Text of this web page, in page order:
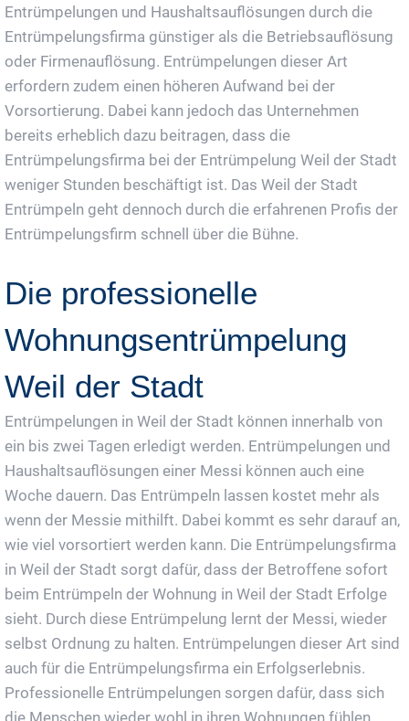
Entrümpelungen und Haushaltsauflösungen durch die
Entrümpelungsfirma günstiger als die Betriebsauflösung
oder Firmenauflösung. Entrümpelungen dieser Art
erfordern zudem einen höheren Aufwand bei der
Vorsortierung. Dabei kann jedoch das Unternehmen
bereits erheblich dazu beitragen, dass die
Entrümpelungsfirma bei der Entrümpelung Weil der Stadt
weniger Stunden beschäftigt ist. Das Weil der Stadt
Entrümpeln geht dennoch durch die erfahrenen Profis der
Entrümpelungsfirm schnell über die Bühne.
Die professionelle
Wohnungsentrümpelung
Weil der Stadt
Entrümpelungen in Weil der Stadt können innerhalb von
ein bis zwei Tagen erledigt werden. Entrümpelungen und
Haushaltsauflösungen einer Messi können auch eine
Woche dauern. Das Entrümpeln lassen kostet mehr als
wenn der Messie mithilft. Dabei kommt es sehr darauf an,
wie viel vorsortiert werden kann. Die Entrümpelungsfirma
in Weil der Stadt sorgt dafür, dass der Betroffene sofort
beim Entrümpeln der Wohnung in Weil der Stadt Erfolge
sieht. Durch diese Entrümpelung lernt der Messi, wieder
selbst Ordnung zu halten. Entrümpelungen dieser Art sind
auch für die Entrümpelungsfirma ein Erfolgserlebnis.
Professionelle Entrümpelungen sorgen dafür, dass sich